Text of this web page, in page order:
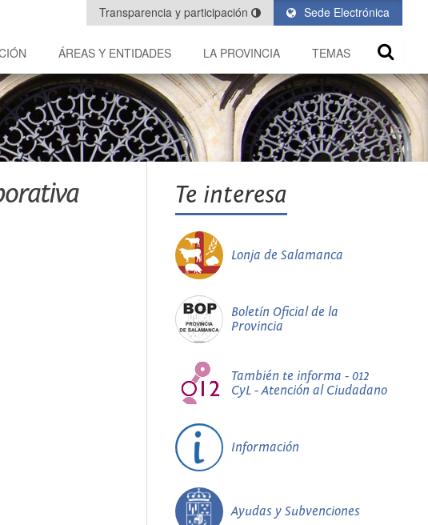
Sede Electrónica
Transparencia y participación
ÁREAS Y ENTIDADES LA PROVINCIA TEMAS
Te interesa
Lonja de Salamanca
Boletín Oficial de la
Provincia
También te informa - 012
CyL - Atención al Ciudadano
Información
Ayudas y Subvenciones